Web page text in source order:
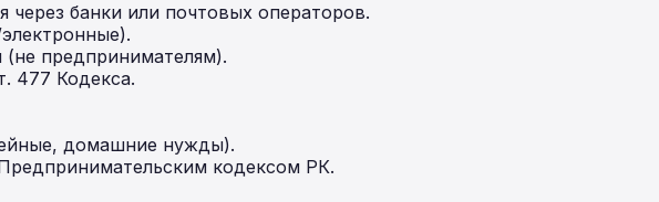
через банки или почтовых операторов.
(не предпринимателям).
477 Кодекса.
домашние нужды).
кодексом РК.